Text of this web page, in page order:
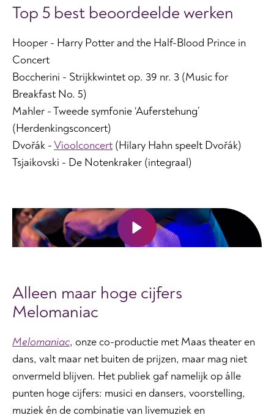
Top 5 best beoordeelde werken
Hooper - Harry Potter and the Half-Blood Prince in
Concert
Boccherini - Strijkkwintet op. 39 nr. 3 (Music for
Breakfast No. 5)
Mahler - Tweede symfonie ‘Auferstehung’
(Herdenkingsconcert)
Dvořák -Vioolconcert (Hilary Hahn speelt Dvořák)
Tsjaikovski - De Notenkraker (integraal)
Alleen maar hoge cijfers
Melomaniac
Melomaniac, onze co-productie met Maas theater en
dans, valt maar net buiten de prijzen, maar mag niet
onvermeld blijven. Het publiek gaf namelijk op álle
punten hoge cijfers: musici en dansers, voorstelling,
muziek én de combinatie van livemuziek en